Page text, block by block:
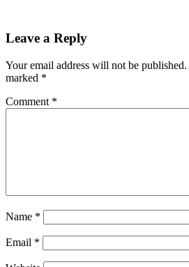
Leave a Reply
Your email address will not be published.
marked *
Comment *
Name *
Email *